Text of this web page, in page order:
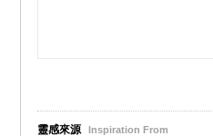
靈感來源 Inspiration From